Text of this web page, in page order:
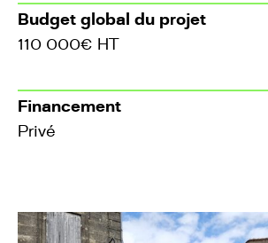
Budget global du projet
110 000€ HT
Financement
Privé